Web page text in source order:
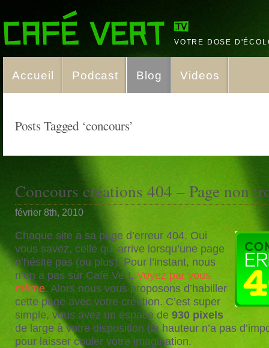
VOTRE DOSE
Accueil Podcast Blog Videos
Posts Tagged ‘concours’
Concours créations 404 – Page non
février 8th, 2010
Chaque site a sa page d’erreur 404. Oui
vous savez, celle qui arrive lorsqu’une page
n’hésite pas (ou plus). Pour l’instant, nous
n’en a pas sur Café Vert. Voyez par vous
même. Alors nous vous proposons d’habiller
cette page avec votre création. C’est super
simple, vous avez un espace de 930 pixels
de large à votre disposition (la hauteur n’a pas
pour laisser couler votre imagination.